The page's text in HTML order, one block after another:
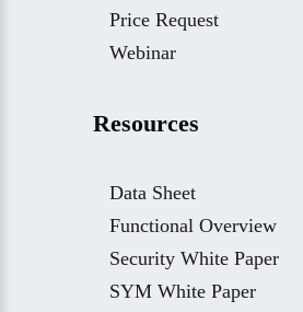
Price Request
Webinar
Resources
Data Sheet
Functional Overview
Security White Paper
SYM White Paper